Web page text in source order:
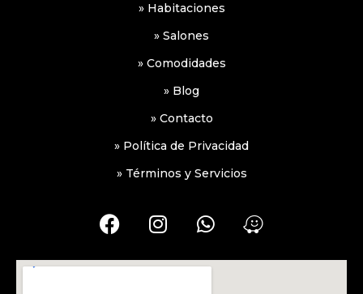
» Habitaciones
» Salones
» Comodidades
» Blog
» Contacto
» Política de Privacidad
» Términos y Servicios
F
a
e
I
n
t
W
h
t
W
a